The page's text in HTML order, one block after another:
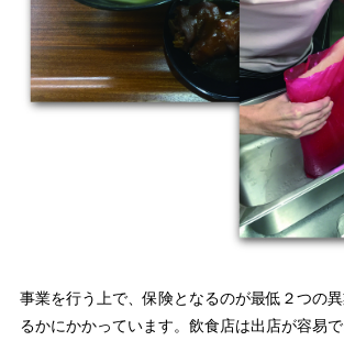
事業を行う上で、保険となるのが最低２つの
るかにかかっています。飲食店は出店が容易